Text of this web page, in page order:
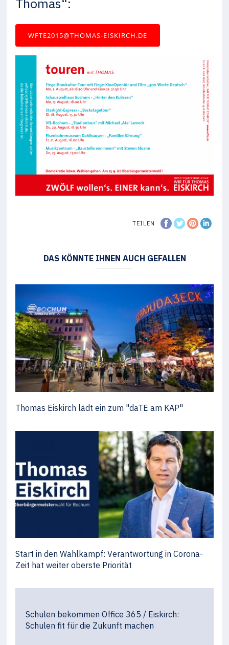
WFTE2015@THOMAS-EISKIRCH.DE
TEILEN
DAS KÖNNTE IHNEN AUCH GEFALLEN
Thomas Eiskirch lädt ein zum "daTE am KAP"
Start in den Wahlkampf: Verantwortung in Corona-
Zeit hat weiter oberste Priorität
Schulen bekommen Office 365 / Eiskirch:
Schulen fit für die Zukunft machen